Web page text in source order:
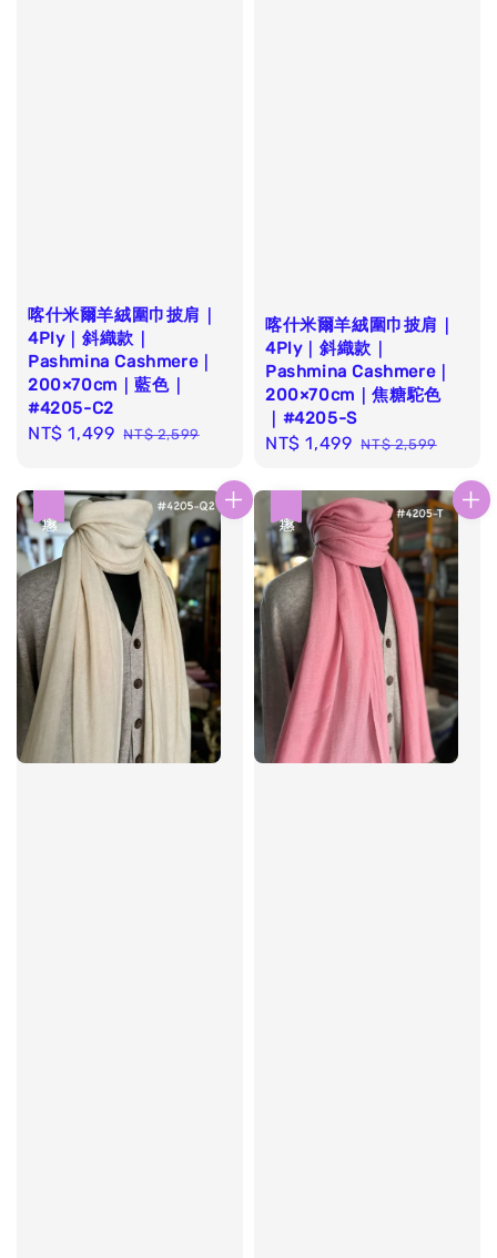
喀什米爾羊絨圍巾披肩｜
4Ply｜斜織款｜
Pashmina Cashmere｜
200×70cm｜藍色｜
#4205-C2
Sale
NT$ 1,499 Regular
NT$ 2,599
喀什米爾羊絨圍巾披肩｜
4Ply｜斜織款｜
Pashmina Cashmere｜
200×70cm｜焦糖駝色
｜#4205-S
Sale
NT$ 1,499 Regular
NT$ 2,599